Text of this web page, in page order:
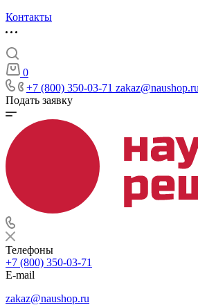
Контакты
0
+7 (800) 350-03-71 zakaz@naushop.ru
Подать заявку
Телефоны
+7 (800) 350-03-71
E-mail
zakaz@naushop.ru